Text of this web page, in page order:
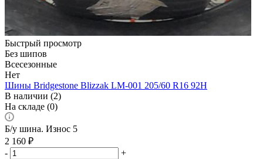
Быстрый просмотр
Без шипов
Всесезонные
Нет
Шины Bridgestone Blizzak LM-001 205/60 R16 92H
В наличии (2)
На складе (0)
Б/у шина. Износ 5
2 160 ₽
-
+